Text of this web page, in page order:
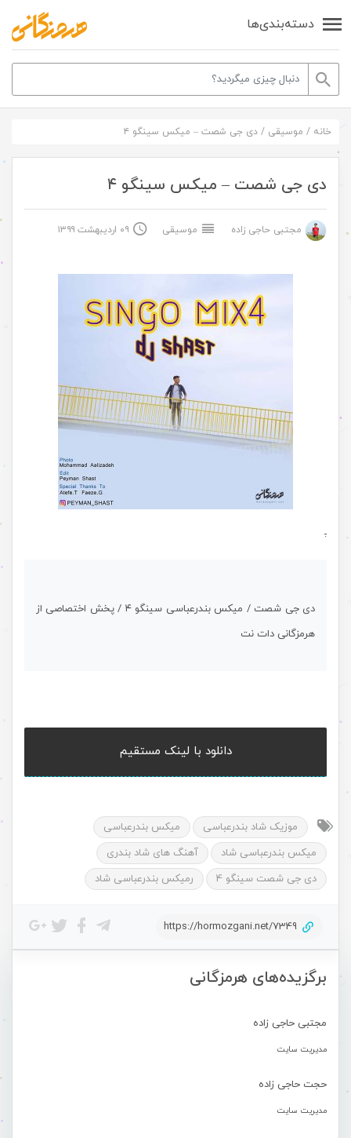
دسته‌بندی‌ها
برگزیده‌های هرمزگانی
مجتبی حاجی زاده
مدیریت سایت
حجت حاجی زاده
مدیریت سایت
خانه / موسیقی / دی جی شصت – میکس سینگو ۴
دی جی شصت – میکس سینگو ۴
مجتبی حاجی زاده موسیقی ۰۹ اردیبهشت ۱۳۹۹
.
دی جی شصت / میکس بندرعباسی سینگو ۴ / پخش اختصاصی از
هرمزگانی دات نت
دانلود با لینک مستقیم
موزیک شاد بندرعباسی
میکس بندرعباسی
میکس بندرعباسی شاد
آهنگ های شاد بندری
دی جی شصت سینگو 4
رمیکس بندرعباسی شاد
https://hormozgani.net/7349